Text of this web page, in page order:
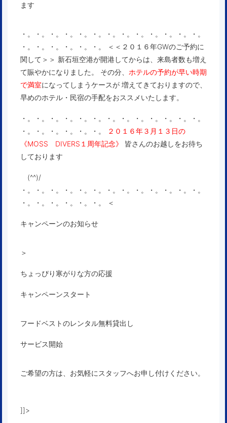
ます
・。・。・。・。・。・。・。・。・。・。・。・。・。
・。・。・。・。・。・。 ＜＜２０１６年GWのご予約に
関して＞＞ 新石垣空港が開港してからは、来島者数も増え
て賑やかになりました。 その分、 ホテルの予約が早い時期
で満室になってしまうケースが 増えてきておりますので、
早めのホテル・民宿の手配をおススメいたします。
・。・。・。・。・。・。・。・。・。・。・。・。・。
・。・。・。・。・。・。
２０１６年３月１３日の
《MOSS DIVERS１周年記念》
皆さんのお越しをお待ち
しております
(^^)/
・。・。・。・。・。・。・。・。・。・。・。・。・。
・。・。・。・。・。・。 ＜
キャンペーンのお知らせ
＞
ちょっぴり寒がりな方の応援
キャンペーンスタート
フードベストのレンタル無料貸出し
サービス開始
ご希望の方は、お気軽にスタッフへお申し付けください。
]]>